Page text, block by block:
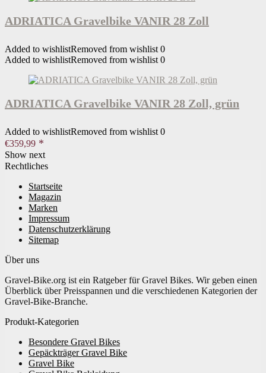
ADRIATICA Gravelbike VANIR 28 Zoll
Added to wishlistRemoved from wishlist 0
Added to wishlistRemoved from wishlist 0
ADRIATICA Gravelbike VANIR 28 Zoll, grün
Added to wishlistRemoved from wishlist 0
€359,99
Show next
Rechtliches
Startseite
Magazin
Marken
Impressum
Datenschutzerklärung
Sitemap
Über uns
Gravel-Bike.org ist ein Ratgeber für Gravel Bikes. Wir geben einen
Überblick über Preisspannen und die verschiedenen Kategorien der
Gravel-Bike-Branche.
Produkt-Kategorien
Besondere Gravel Bikes
Gepäckträger Gravel Bike
Gravel Bike